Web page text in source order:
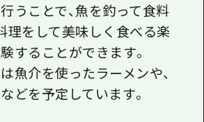
うことで、魚を釣って食料
理をして美味しく食べる楽
することができます。
魚介を使ったラーメンや、
どを予定しています。